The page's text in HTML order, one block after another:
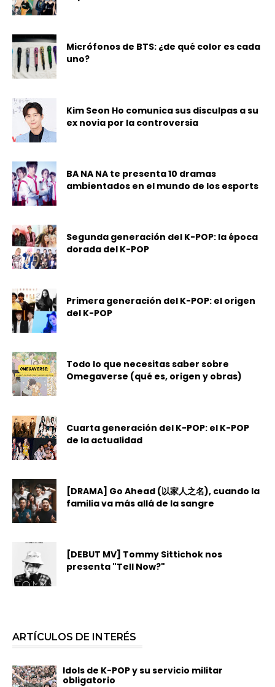
Micrófonos de BTS: ¿de qué color es cada
uno?
Kim Seon Ho comunica sus disculpas a su
ex novia por la controversia
BA NA NA te presenta 10 dramas
ambientados en el mundo de los esports
Segunda generación del K-POP: la época
dorada del K-POP
Primera generación del K-POP: el origen
del K-POP
Todo lo que necesitas saber sobre
Omegaverse (qué es, origen y obras)
Cuarta generación del K-POP: el K-POP
de la actualidad
[DRAMA] Go Ahead (以家人之名), cuando la
familia va más allá de la sangre
[DEBUT MV] Tommy Sittichok nos
presenta "Tell Now?"
ARTÍCULOS DE INTERÉS
Idols de K-POP y su servicio militar
obligatorio